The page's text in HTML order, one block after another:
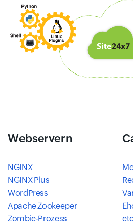
Webservern
NGINX
NGINX Plus
WordPress
Apache Zookeeper
Zombie-Prozess